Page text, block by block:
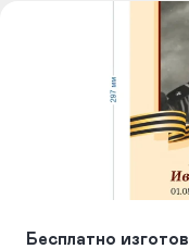
Бесплатно